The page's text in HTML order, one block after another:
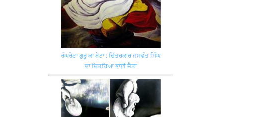
ਰੰਘਰੇਟਾ ਗੁਰੂ ਕਾ ਬੇਟਾ : ਚਿੱਤਰਕਾਰ ਜਸਵੰਤ ਸਿੰਘ
ਦਾ ਚਿਤਰਿਆ ਭਾਈ ਜੈਤਾ